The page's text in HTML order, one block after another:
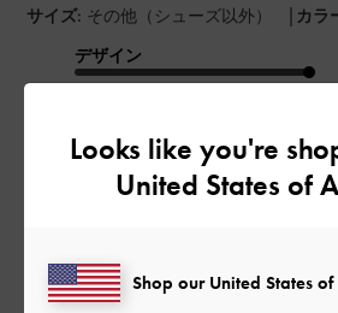
サイズ: その他（シューズ以外） | カラ
デザイン
品質
もっと見る
Looks like you're
United States of
Shop our United States